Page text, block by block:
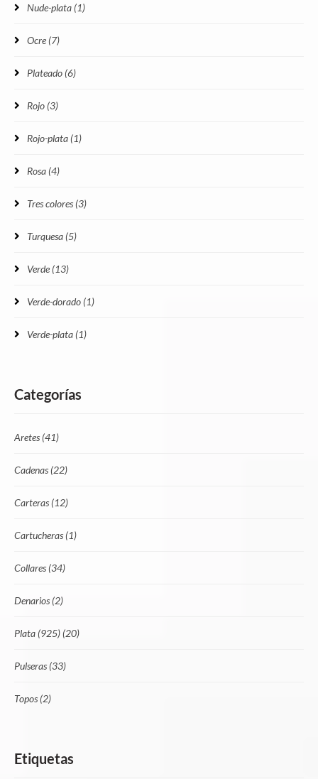
Nude-plata (1)
Ocre (7)
Plateado (6)
Rojo (3)
Rojo-plata (1)
Rosa (4)
Tres colores (3)
Turquesa (5)
Verde (13)
Verde-dorado (1)
Verde-plata (1)
Categorías
Aretes (41)
Cadenas (22)
Carteras (12)
Cartucheras (1)
Collares (34)
Denarios (2)
Plata (925) (20)
Pulseras (33)
Topos (2)
Etiquetas